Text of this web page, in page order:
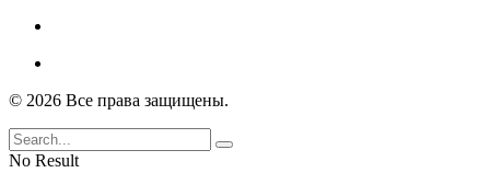
© 2026 Все права защищены.
No Result